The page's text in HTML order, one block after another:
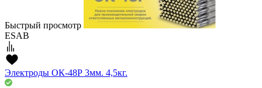
Быстрый просмотр
ESAB
Электроды ОК-48Р 3мм. 4,5кг.